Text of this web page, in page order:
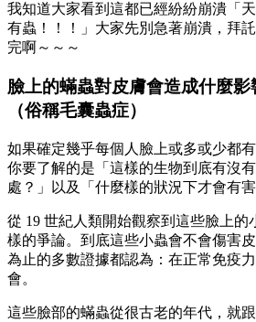
我知道大家看到這都已經紛紛崩潰「
有蟲！！！」大家先別急著崩潰，拜
完啊～～～
臉上的蟎蟲對皮膚會造成什麼
（俗稱毛囊蟲症）
如果確定幾乎每個人臉上或多或少都
你要了解的是「這樣的生物到底有沒
處？」以及「什麼樣的狀況下才會有害
從 19 世紀人類開始觀察到這些臉上的
樣的爭論。到底這些小蟲會不會傷害
為止的多數證據都認為：在正常免疫
會。
這些臉部的蟎蟲從很古老的年代，就